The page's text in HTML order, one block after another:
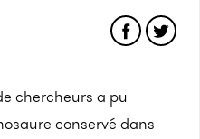
chercheurs a pu
conservé dans